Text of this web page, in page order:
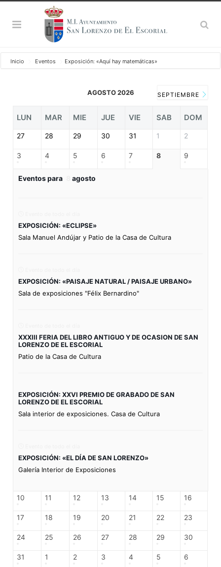
Inicio Eventos Exposición: «Aquí hay matemáticas»
AGOSTO 2026 SEPTIEMBRE
LUN MAR MIE JUE VIE SAB DOM
27 28 29 30 31 1 2
3 4 5 6 7 8 9
Eventos para agosto
EXPOSICIÓN: «ECLIPSE»
Sala Manuel Andújar y Patio de la Casa de Cultura
EXPOSICIÓN: «PAISAJE NATURAL / PAISAJE URBANO»
Sala de exposiciones "Félix Bernardino"
XXXIII FERIA DEL LIBRO ANTIGUO Y DE OCASION DE SAN
LORENZO DE EL ESCORIAL
Patio de la Casa de Cultura
EXPOSICIÓN: XXVI PREMIO DE GRABADO DE SAN
LORENZO DE EL ESCORIAL
Sala interior de exposiciones. Casa de Cultura
EXPOSICIÓN: «EL DÍA DE SAN LORENZO»
Galería Interior de Exposiciones
10 11 12 13 14 15 16
17 18 19 20 21 22 23
24 25 26 27 28 29 30
31 1 2 3 4 5 6